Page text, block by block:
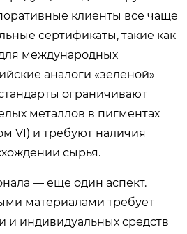
клиенты все чаще
сертификаты, такие как
международных
аналоги «зеленой»
ограничивают
металлов в пигментах
VI) и требуют наличия
сырья.
— еще один аспект.
материалами требует
индивидуальных средств